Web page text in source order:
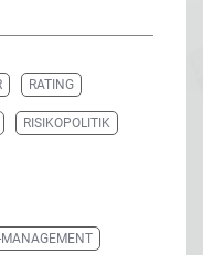
RATING
RISIKOPOLITIK
MANAGEMENT